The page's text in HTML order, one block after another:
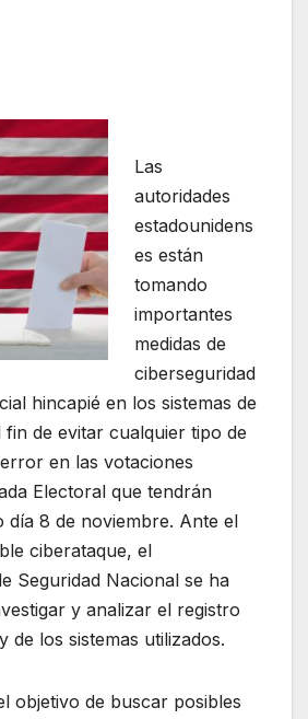
Las
autoridades
estadounidens
es están
tomando
importantes
medidas de
ciberseguridad
hincapié en los sistemas de
de evitar cualquier tipo de
en las votaciones
Electoral que tendrán
día 8 de noviembre. Ante el
ciberataque, el
Seguridad Nacional se ha
y analizar el registro
de los sistemas utilizados.
objetivo de buscar posibles